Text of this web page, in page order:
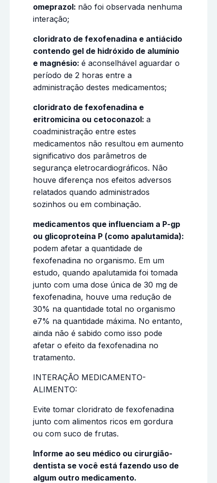
omeprazol: não foi observada nenhuma
interação;
cloridrato de fexofenadina e antiácido
contendo gel de hidróxido de alumínio
e magnésio: é aconselhável aguardar o
período de 2 horas entre a
administração destes medicamentos;
cloridrato de fexofenadina e
eritromicina ou cetoconazol: a
coadministração entre estes
medicamentos não resultou em aumento
significativo dos parâmetros de
segurança eletrocardiográficos. Não
houve diferença nos efeitos adversos
relatados quando administrados
sozinhos ou em combinação.
medicamentos que influenciam a P-gp
ou glicoproteína P (como apalutamida):
podem afetar a quantidade de
fexofenadina no organismo. Em um
estudo, quando apalutamida foi tomada
junto com uma dose única de 30 mg de
fexofenadina, houve uma redução de
30% na quantidade total no organismo
e7% na quantidade máxima. No entanto,
ainda não é sabido como isso pode
afetar o efeito da fexofenadina no
tratamento.
INTERAÇÃO MEDICAMENTO-
ALIMENTO:
Evite tomar cloridrato de fexofenadina
junto com alimentos ricos em gordura
ou com suco de frutas.
Informe ao seu médico ou cirurgião-
dentista se você está fazendo uso de
algum outro medicamento.